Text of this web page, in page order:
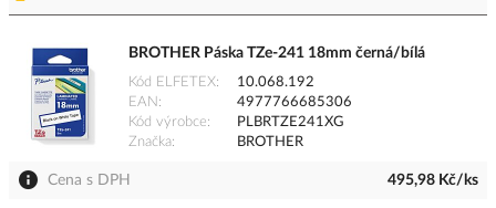
BROTHER Páska TZe-241 18mm černá/bílá
Kód ELFETEX
10.068.192
EAN
4977766685306
Kód výrobce
PLBRTZE241XG
Značka
BROTHER
Cena s DPH 495,98 Kč/ks